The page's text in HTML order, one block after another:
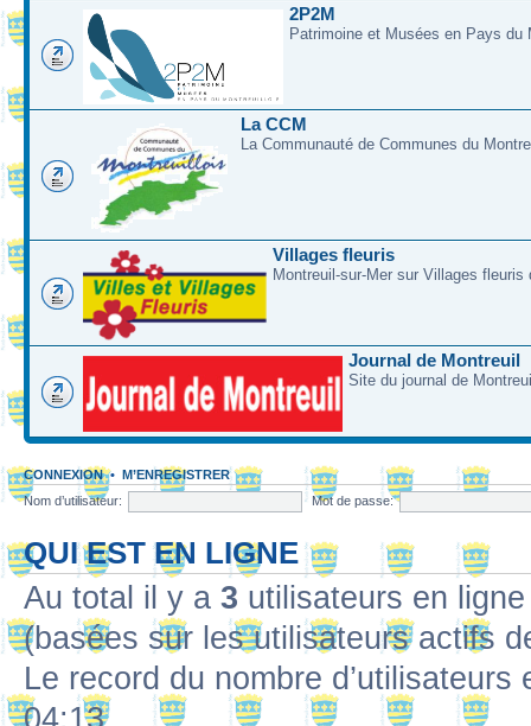
2P2M
Patrimoine et Musées en Pays du
La CCM
La Communauté de Communes du
Villages fleuris
Montreuil-sur-Mer sur Villages fleuris
Journal de Montreuil
Site du journal de
CONNEXION• M’ENREGISTRER
Nom d’utilisateur:
Mot de passe:
QUI EST EN LIGNE
Au total il y a 3 utilisateurs en
(basées sur les utilisateurs actifs
Le record du nombre
04:13